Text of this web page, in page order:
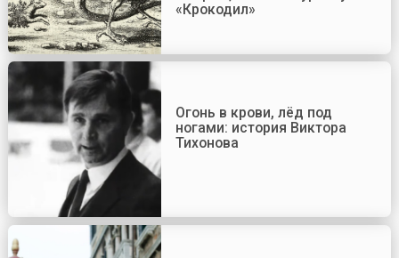
«Крокодил»
Огонь в крови, лёд под
ногами: история Виктора
Тихонова